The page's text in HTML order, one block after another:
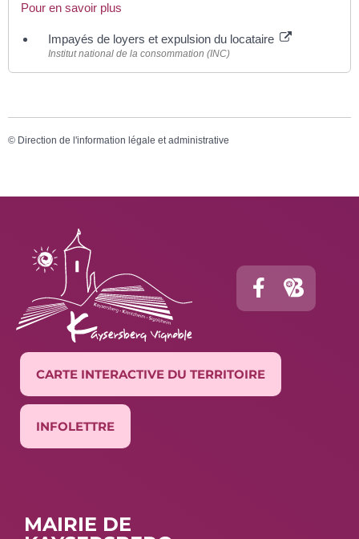
Pour en savoir plus
Impayés de loyers et expulsion du locataire
Institut national de la consommation (INC)
© Direction de l'information légale et administrative
CARTE INTERACTIVE DU TERRITOIRE
INFOLETTRE
MAIRIE DE